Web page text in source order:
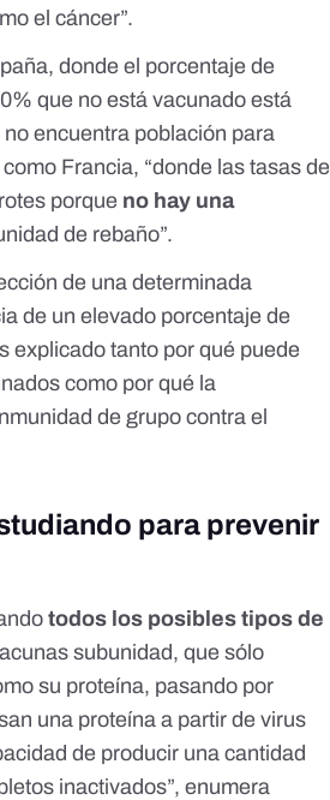
el cáncer”.
donde el porcentaje de
que no está vacunado está
no encuentra población para
Francia, “donde las tasas de
porque no hay una
de rebaño”.
de una determinada
de un elevado porcentaje de
explicado tanto por qué puede
como por qué la
de grupo contra el
para prevenir
todos los posibles tipos de
subunidad, que sólo
su proteína, pasando por
una proteína a partir de virus
de producir una cantidad
inactivados”, enumera